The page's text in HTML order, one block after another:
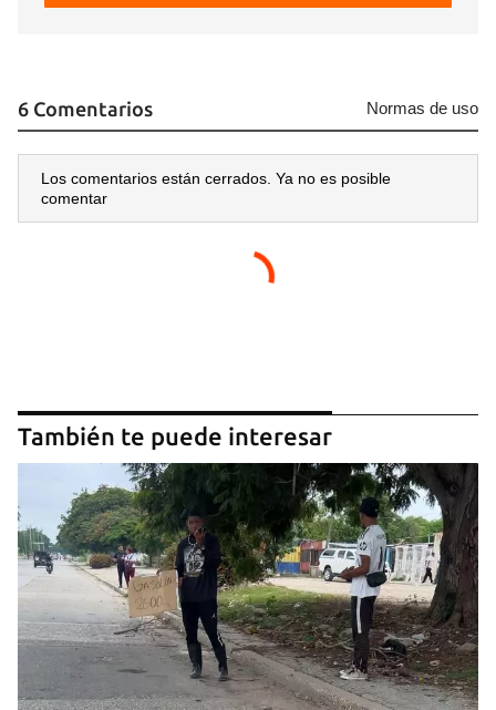
6 Comentarios Normas de uso
Los comentarios están cerrados. Ya no es posible
comentar
También te puede interesar